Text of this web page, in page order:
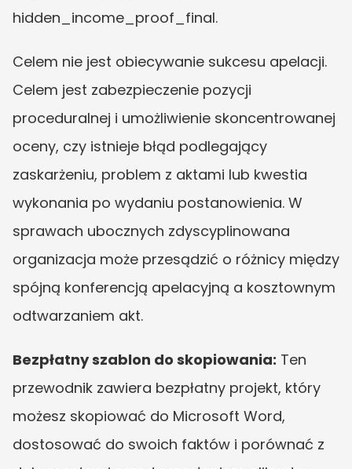
hidden_income_proof_final.
Celem nie jest obiecywanie sukcesu apelacji.
Celem jest zabezpieczenie pozycji
proceduralnej i umożliwienie skoncentrowanej
oceny, czy istnieje błąd podlegający
zaskarżeniu, problem z aktami lub kwestia
wykonania po wydaniu postanowienia. W
sprawach ubocznych zdyscyplinowana
organizacja może przesądzić o różnicy między
spójną konferencją apelacyjną a kosztownym
odtwarzaniem akt.
Bezpłatny szablon do skopiowania: Ten
przewodnik zawiera bezpłatny projekt, który
możesz skopiować do Microsoft Word,
dostosować do swoich faktów i porównać z